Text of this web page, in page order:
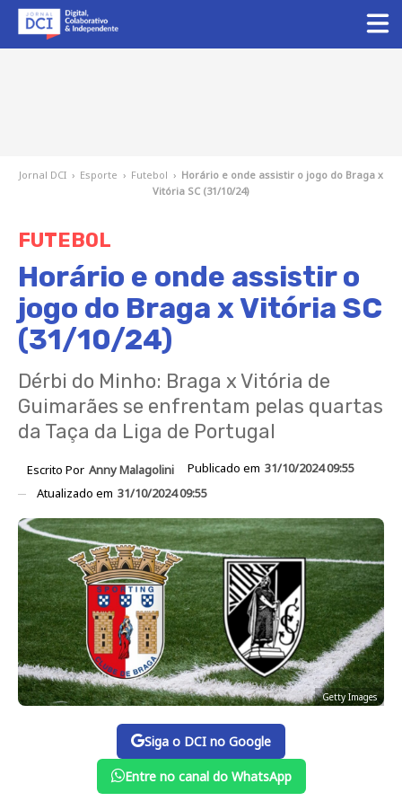
Jornal DCI › Esporte › Futebol › Horário e onde assistir o jogo do Braga x
Vitória SC (31/10/24)
FUTEBOL
Horário e onde assistir o
jogo do Braga x Vitória SC
(31/10/24)
Dérbi do Minho: Braga x Vitória de
Guimarães se enfrentam pelas quartas
da Taça da Liga de Portugal
Escrito Por Anny Malagolini Publicado em 31/10/2024 09:55
Atualizado em 31/10/2024 09:55
Getty Images
Siga o DCI no Google
Entre no canal do WhatsApp